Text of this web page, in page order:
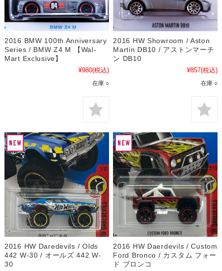
2016 BMW 100th Anniversary
Series / BMW Z4 M 【Wal-
Mart Exclusive】
¥980(税込)
在庫 ○
2016 HW Showroom / Aston
Martin DB10 / アストンマーチ
ン DB10
¥857(税込)
在庫 ○
2016 HW Daredevils / Olds
442 W-30 / オールズ 442 W-
30
2016 HW Daerdevils / Custom
Ford Bronco / カスタム フォー
ド ブロンコ